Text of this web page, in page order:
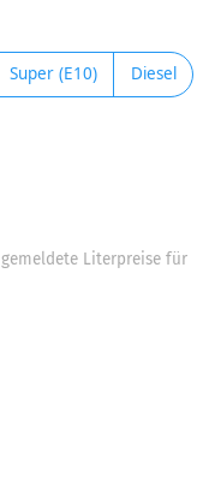
Super (E10) Diesel
Literpreise für